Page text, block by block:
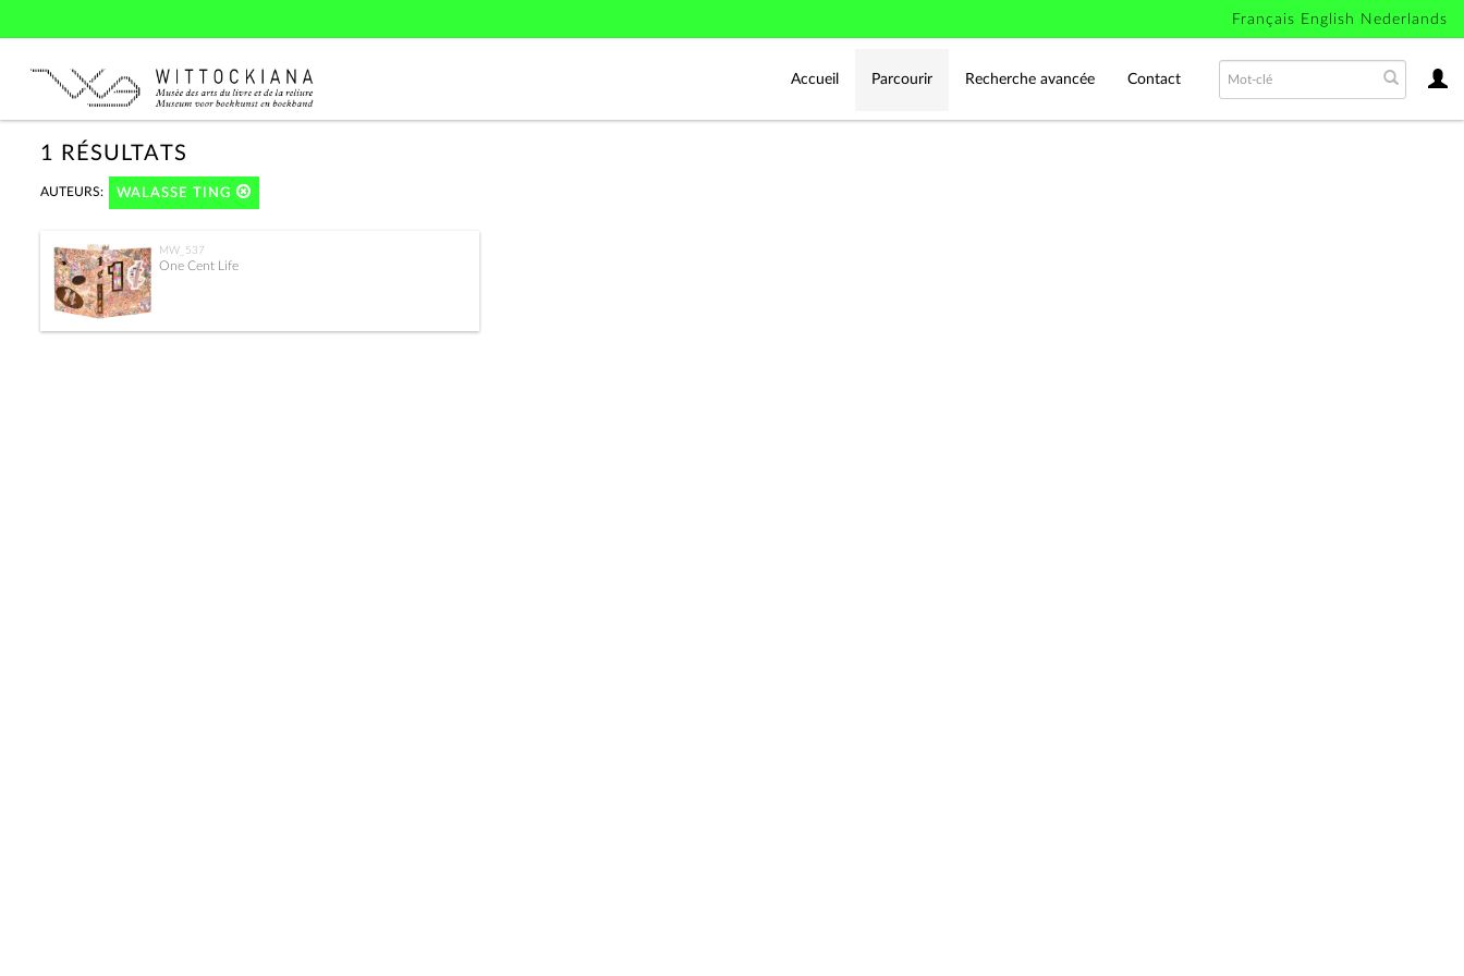
Français English Nederlands
Accueil Parcourir Recherche avancée Contact
1 RÉSULTATS
AUTEURS: WALASSE TING
MW_537
One Cent Life